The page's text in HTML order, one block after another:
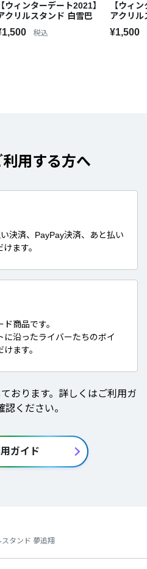
【ウィンターデート2021】
クリルスタンド 白雪巴
税込
【ウィ
アクリル
¥1,500
用する方へ
決済、PayPay決済、あと払い
ます。
商品です。
に沿ったライバーたちのボイ
ます。
おります。詳しくはご利用ガ
認ください。
ガイド
タンド 夢追翔